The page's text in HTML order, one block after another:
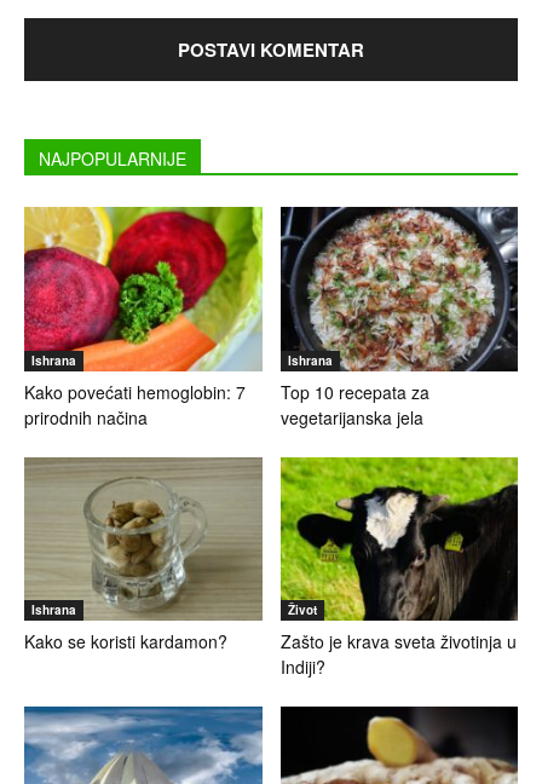
NAJPOPULARNIJE
Ishrana
Kako povećati hemoglobin: 7
prirodnih načina
Ishrana
Top 10 recepata za
vegetarijanska jela
Ishrana
Kako se koristi kardamon?
Život
Zašto je krava sveta životinja u
Indiji?